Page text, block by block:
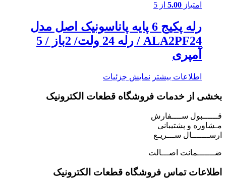
امتیاز 5.00 از 5
رله پکیج 6 پایه پاناسونیک اصل مدل
ALA2PF24 / رله 24 ولت/ 2باز / 5
آمپری
اطلاعات بیشتر نمایش جزئیات
بخشی از خدمات فروشگاه قطعات الکترونیک
قــــــبول ســــفارش
مـشاوره و پشتیبانی
ارســـــــال ســـریـع
ضـــــــمانت اصـــالت
اطلاعات تماس فروشگاه قطعات الکترونیک